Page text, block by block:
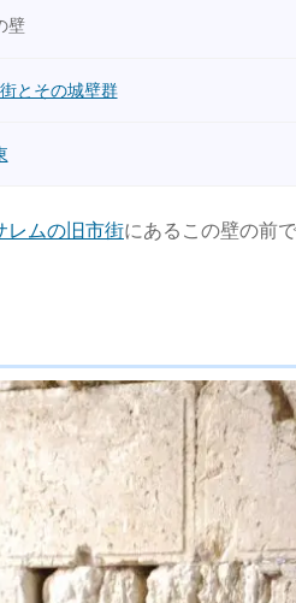
壁
とその城壁群
レムの旧市街にあるこの壁の前で